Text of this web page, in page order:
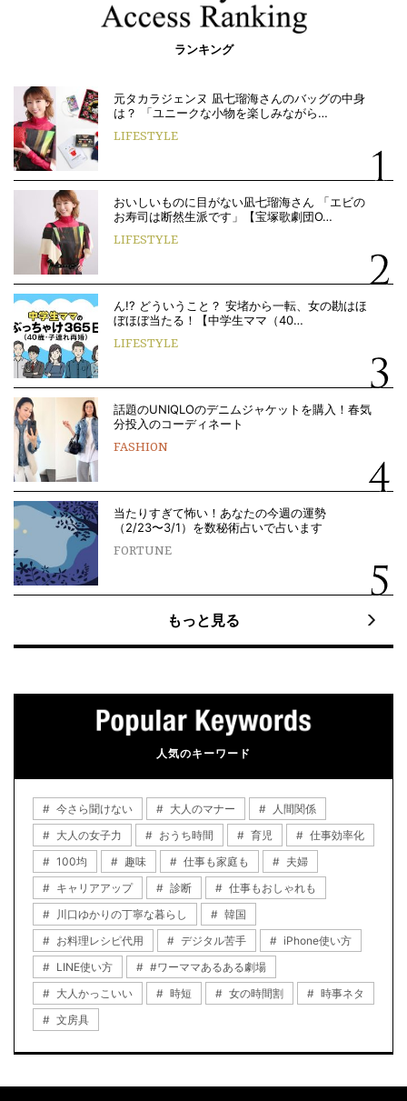
ランキング
元タカラジェンヌ 凪七瑠海さんのバッグの中身
は？ 「ユニークな小物を楽しみながら…
LIFESTYLE
おいしいものに目がない凪七瑠海さん 「エビの
お寿司は断然生派です」【宝塚歌劇団O…
LIFESTYLE
ん!? どういうこと？ 安堵から一転、女の勘はほ
ぼほぼ当たる！【中学生ママ（40…
LIFESTYLE
話題のUNIQLOのデニムジャケットを購入！春気
分投入のコーディネート
FASHION
当たりすぎて怖い！あなたの今週の運勢
（2/23〜3/1）を数秘術占いで占います
FORTUNE
もっと見る
人気のキーワード
今さら聞けない 大人のマナー
人間関係
大人の女子力
おうち時間 育児
仕事効率化
100均
趣味 仕事も家庭も
夫婦
キャリアアップ
診断
仕事もおしゃれも
川口ゆかりの丁寧な暮らし
韓国
お料理レシピ代用
デジタル苦手
iPhone使い方
LINE使い方
#ワーママあるある劇場
大人かっこいい
時短 女の時間割
時事ネタ
文房具